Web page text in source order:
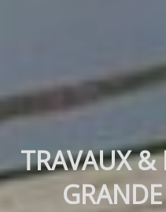
TRAVAUX &